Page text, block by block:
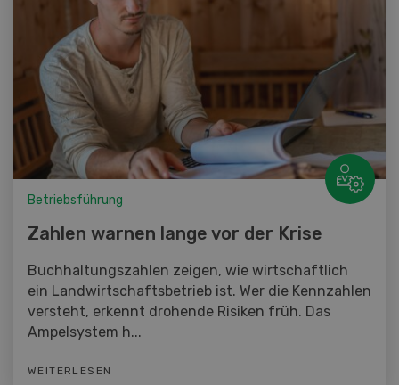
Betriebsführung
Zahlen warnen lange vor der Krise
Buchhaltungszahlen zeigen, wie wirtschaftlich
ein Landwirtschaftsbetrieb ist. Wer die Kennzahlen
versteht, erkennt drohende Risiken früh. Das
Ampelsystem h...
WEITERLESEN